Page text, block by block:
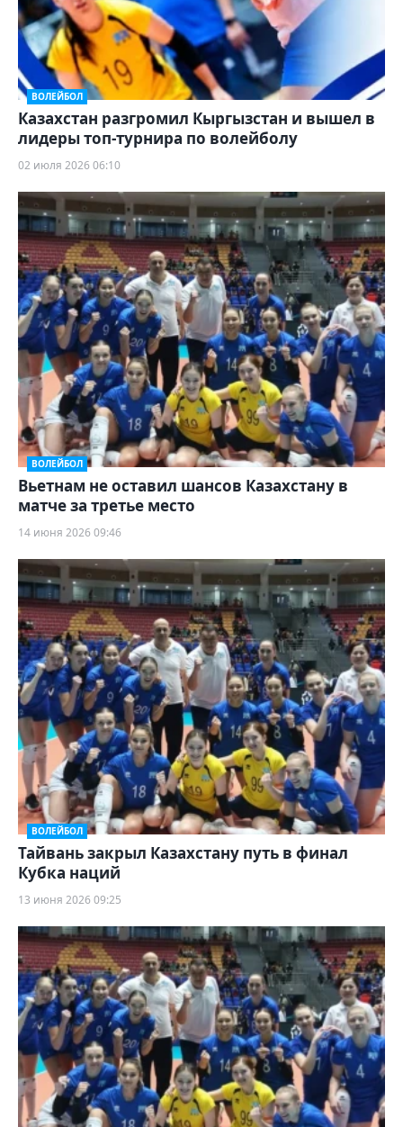
ВОЛЕЙБОЛ
Казахстан разгромил Кыргызстан и вышел в
лидеры топ-турнира по волейболу
02 июля 2026 06:10
ВОЛЕЙБОЛ
Вьетнам не оставил шансов Казахстану в
матче за третье место
14 июня 2026 09:46
ВОЛЕЙБОЛ
Тайвань закрыл Казахстану путь в финал
Кубка наций
13 июня 2026 09:25